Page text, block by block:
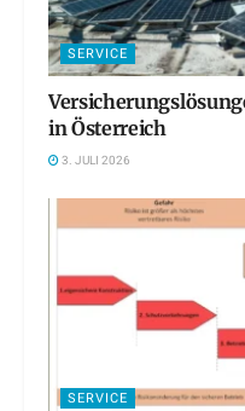
SERVICE
in Österreich
3. JULI 2026
SERVICE